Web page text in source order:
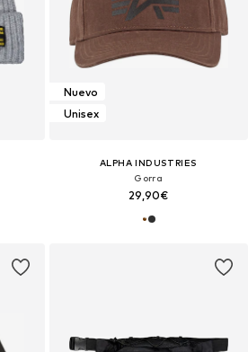
Nuevo
Unisex
ALPHA INDUSTRIES
Gorra
29,90€